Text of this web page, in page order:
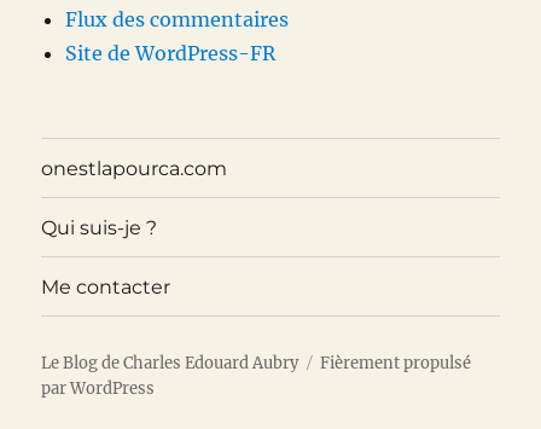
Flux des commentaires
Site de WordPress-FR
onestlapourca.com
Qui suis-je ?
Me contacter
Le Blog de Charles Edouard Aubry
Fièrement propulsé
par WordPress